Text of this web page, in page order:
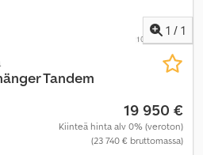
1 / 1
Tandem
19 950 €
Kiinteä hinta alv 0% (veroton)
(23 740 € bruttomassa)